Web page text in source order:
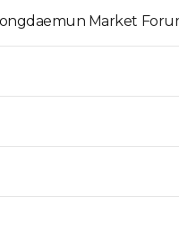
Dongdaemun Market